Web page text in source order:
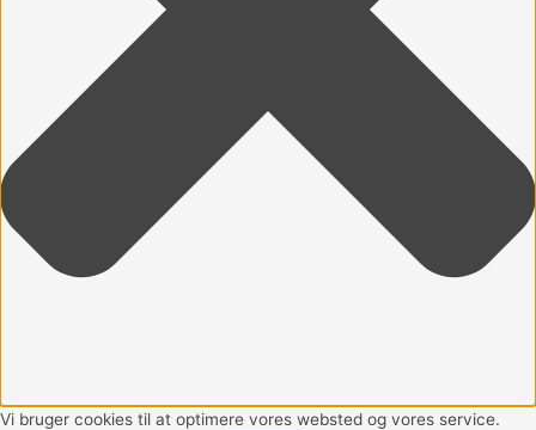
Vi bruger cookies til at optimere vores websted og vores service.